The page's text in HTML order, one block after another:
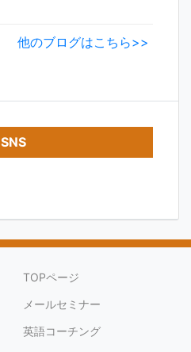
他のブログはこちら>>
SNS
TOPページ
メールセミナー
英語コーチング